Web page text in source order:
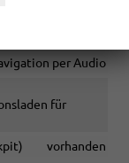
per Audio
für
vorhanden